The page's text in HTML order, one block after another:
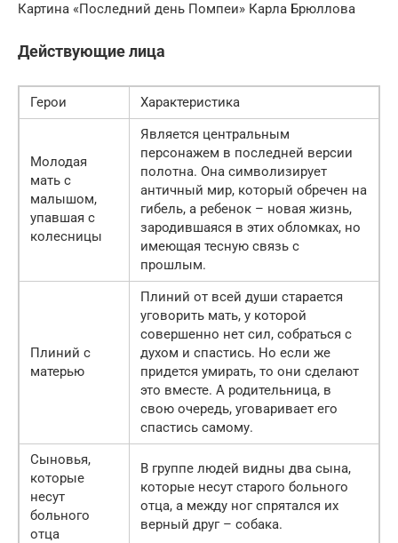
Картина «Последний день Помпеи» Карла Брюллова
Действующие лица
Герои Характеристика
Молодая
мать с
малышом,
упавшая с
колесницы
Является центральным
персонажем в последней версии
полотна. Она символизирует
античный мир, который обречен на
гибель, а ребенок – новая жизнь,
зародившаяся в этих обломках, но
имеющая тесную связь с
прошлым.
Плиний с
матерью
Плиний от всей души старается
уговорить мать, у которой
совершенно нет сил, собраться с
духом и спастись. Но если же
придется умирать, то они сделают
это вместе. А родительница, в
свою очередь, уговаривает его
спастись самому.
Сыновья,
которые
несут
больного
отца
В группе людей видны два сына,
которые несут старого больного
отца, а между ног спрятался их
верный друг – собака.